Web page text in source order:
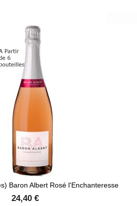
Baron Albert Rosé l'Enchanteresse
24,40 €